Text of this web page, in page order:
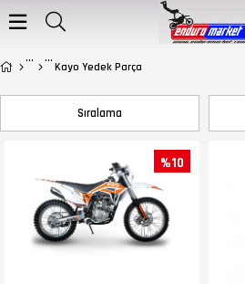
Kayo Yedek Parça
Sıralama
%10